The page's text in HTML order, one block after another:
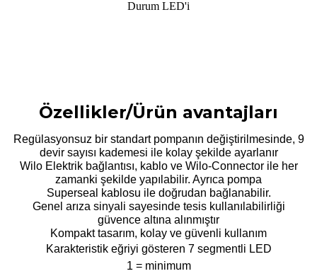
Durum LED'i
Özellikler/Ürün avantajları
Regülasyonsuz bir standart pompanın değiştirilmesinde, 9
devir sayısı kademesi ile kolay şekilde ayarlanır
Wilo Elektrik bağlantısı, kablo ve Wilo-Connector ile her
zamanki şekilde yapılabilir. Ayrıca pompa
Superseal kablosu ile doğrudan bağlanabilir.
Genel arıza sinyali sayesinde tesis kullanılabilirliği
güvence altına alınmıştır
Kompakt tasarım, kolay ve güvenli kullanım
Karakteristik eğriyi gösteren 7 segmentli LED
1 = minimum